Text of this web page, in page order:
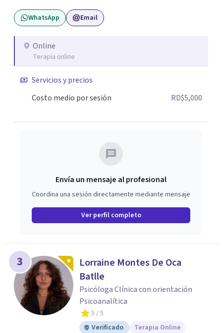
en cuando puedo apoyarme en otros estilos de
intervención dependiendo de las necesidades y objetivos
WhatsApp Email
Online
Terapia online
Servicios y precios
Costo medio por sesión
RD$5,000
Envía un mensaje al profesional
Coordina una sesión directamente mediante mensaje
Ver perfil completo
3
Lorraine Montes De Oca
Batlle
Psicóloga Clínica con orientación
Psicoanalítica
5 / 5
Verificado
Terapia Online